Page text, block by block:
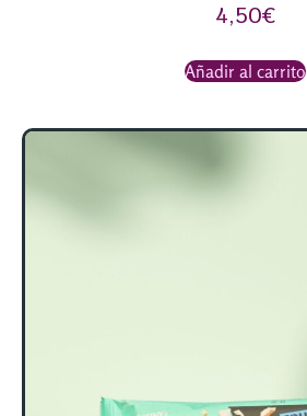
4,50€
Añadir al carrito